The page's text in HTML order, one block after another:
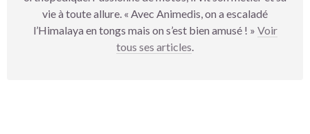
vie à toute allure. « Avec Animedis, on a escaladé
l’Himalaya en tongs mais on s’est bien amusé ! » Voir
tous ses articles.